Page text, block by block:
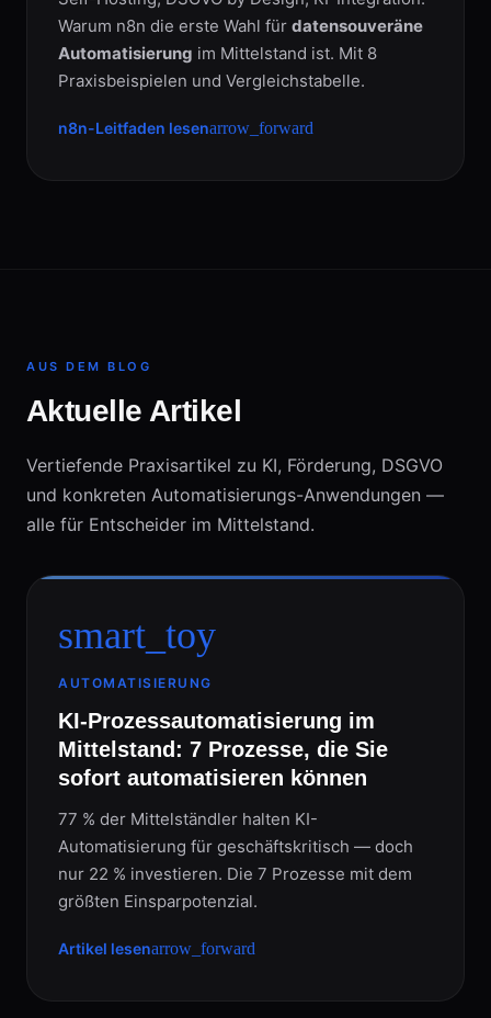
Warum n8n die erste Wahl für datensouveräne
Automatisierung im Mittelstand ist. Mit 8
Praxisbeispielen und Vergleichstabelle.
n8n-Leitfaden lesenarrow_forward
AUS DEM BLOG
Aktuelle Artikel
Vertiefende Praxisartikel zu KI, Förderung, DSGVO
und konkreten Automatisierungs-Anwendungen —
alle für Entscheider im Mittelstand.
smart_toy
AUTOMATISIERUNG
KI-Prozessautomatisierung im
Mittelstand: 7 Prozesse, die Sie
sofort automatisieren können
77 % der Mittelständler halten KI-
Automatisierung für geschäftskritisch — doch
nur 22 % investieren. Die 7 Prozesse mit dem
größten Einsparpotenzial.
Artikel lesenarrow_forward